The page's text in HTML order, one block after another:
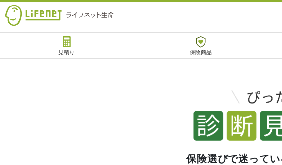
見積り 保険商品
電話で相談
保険選びで迷ってい